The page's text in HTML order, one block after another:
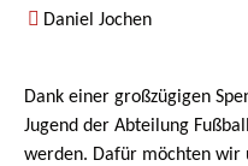
Daniel Jochen
Dank einer großzügigen
Jugend der Abteilung
werden. Dafür möchten wir